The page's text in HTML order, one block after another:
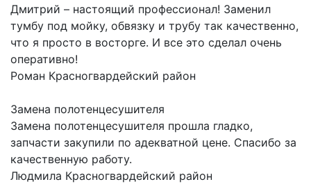
Дмитрий – настоящий профессионал! Заменил
тумбу под мойку, обвязку и трубу так качественно,
что я просто в восторге. И все это сделал очень
оперативно!
Роман Красногвардейский район
Замена полотенцесушителя
Замена полотенцесушителя прошла гладко,
запчасти закупили по адекватной цене. Спасибо за
качественную работу.
Людмила Красногвардейский район